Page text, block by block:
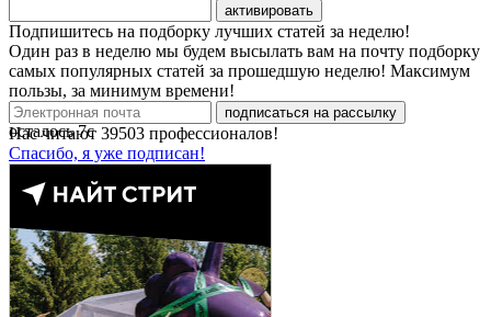
активировать
Подпишитесь на подборку лучших статей за неделю!
Один раз в неделю мы будем высылать вам на почту подборку
самых популярных статей за прошедшую неделю! Максимум
пользы, за минимум времени!
подписаться на рассылку
Нас читают 39503 профессионалов!
Спасибо, я уже подписан!
осталось7с